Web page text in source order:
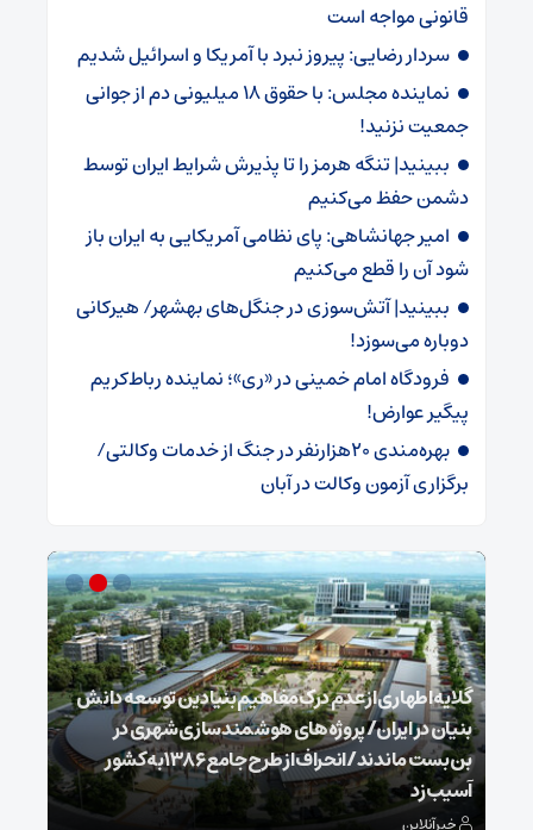
قانونی مواجه است
سردار رضایی: پیروز نبرد با آمریکا و اسرائیل شدیم
نماینده مجلس: با حقوق 18 میلیونی دم از جوانی
جمعیت نزنید!
ببینید| تنگه هرمز را تا پذیرش شرایط ایران توسط
دشمن حفظ می‌کنیم
امیر جهانشاهی: پای نظامی آمریکایی به ایران باز
شود آن را قطع می‌کنیم
ببینید| آتش‌سوزی در جنگل‌های بهشهر/ هیرکانی
دوباره می‌سوزد!
فرودگاه امام خمینی در «ری»؛ نماینده رباط‌کریم
پیگیر عوارض!
بهره‌مندی 20هزارنفر در جنگ از خدمات وکالتی/
برگزاری آزمون وکالت در آبان
گلایه اطهاری از عدم درک مفاهیم بنیادین توسعه دانش
بنیان در ایران/ پروژه‌های هوشمندسازی شهری در
بن‌بست ماندند/انحراف از طرح جامع ۱۳۸۶ به کشور
آسیب زد